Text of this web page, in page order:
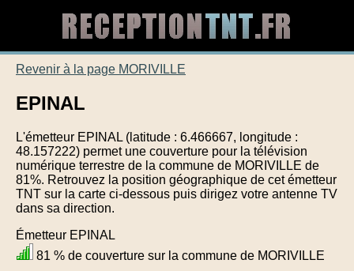
Revenir à la page MORIVILLE
EPINAL
L'émetteur EPINAL (latitude : 6.466667, longitude :
48.157222) permet une couverture pour la télévision
numérique terrestre de la commune de MORIVILLE de
81%. Retrouvez la position géographique de cet émetteur
TNT sur la carte ci-dessous puis dirigez votre antenne TV
dans sa direction.
Émetteur EPINAL
81 % de couverture sur la commune de MORIVILLE